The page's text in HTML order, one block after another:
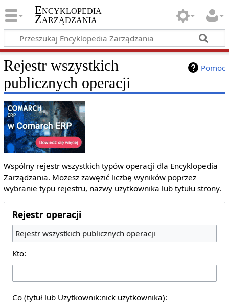
Encyklopedia
Zarządzania
Pomoc
Rejestr wszystkich
publicznych operacji
Wspólny rejestr wszystkich typów operacji dla Encyklopedia
Zarządzania. Możesz zawęzić liczbę wyników poprzez
wybranie typu rejestru, nazwy użytkownika lub tytułu strony.
Rejestr operacji
Rejestr wszystkich publicznych operacji
Kto:
Co (tytuł lub Użytkownik:nick użytkownika):